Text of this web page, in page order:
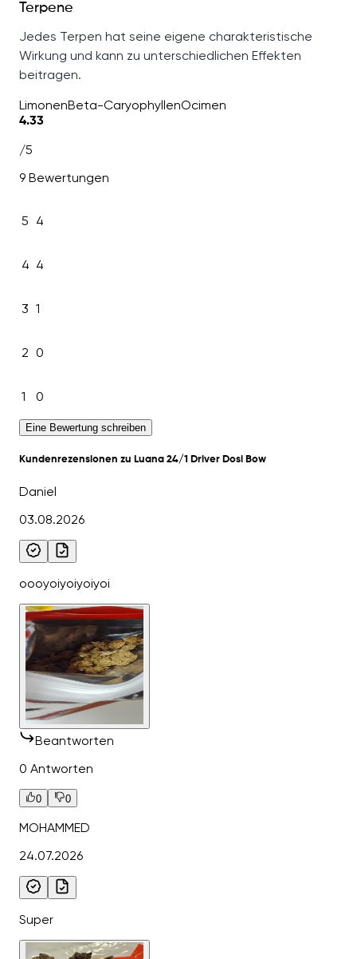
Terpene
Jedes Terpen hat seine eigene charakteristische
Wirkung und kann zu unterschiedlichen Effekten
beitragen.
LimonenBeta-CaryophyllenOcimen
4.33
/5
9 Bewertungen
5 4
4 4
3 1
2 0
1 0
Eine Bewertung schreiben
Kundenrezensionen zu Luana 24/1 Driver Dosi Bow
Daniel
03.08.2026
oooyoiyoiyoiyoi
Beantworten
0 Antworten
0 0
MOHAMMED
24.07.2026
Super